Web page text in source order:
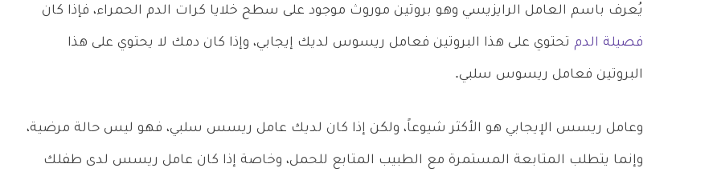
يُعرف باسم العامل الرايزيسي وهو بروتين موروث موجود على سطح خلايا كرات الدم الحمراء، فإذا كان
فصيلة الدم تحتوي على هذا البروتين فعامل ريسوس لديك إيجابي، وإذا كان دمك لا يحتوي على هذا
البروتين فعامل ريسوس سلبي.
وعامل ريسس الإيجابي هو الأكثر شيوعاً، ولكن إذا كان لديك عامل ريسس سلبي، فهو ليس حالة مرضية،
وإنما يتطلب المتابعة المستمرة مع الطبيب المتابع للحمل، وخاصة إذا كان عامل ريسس لدى طفلك